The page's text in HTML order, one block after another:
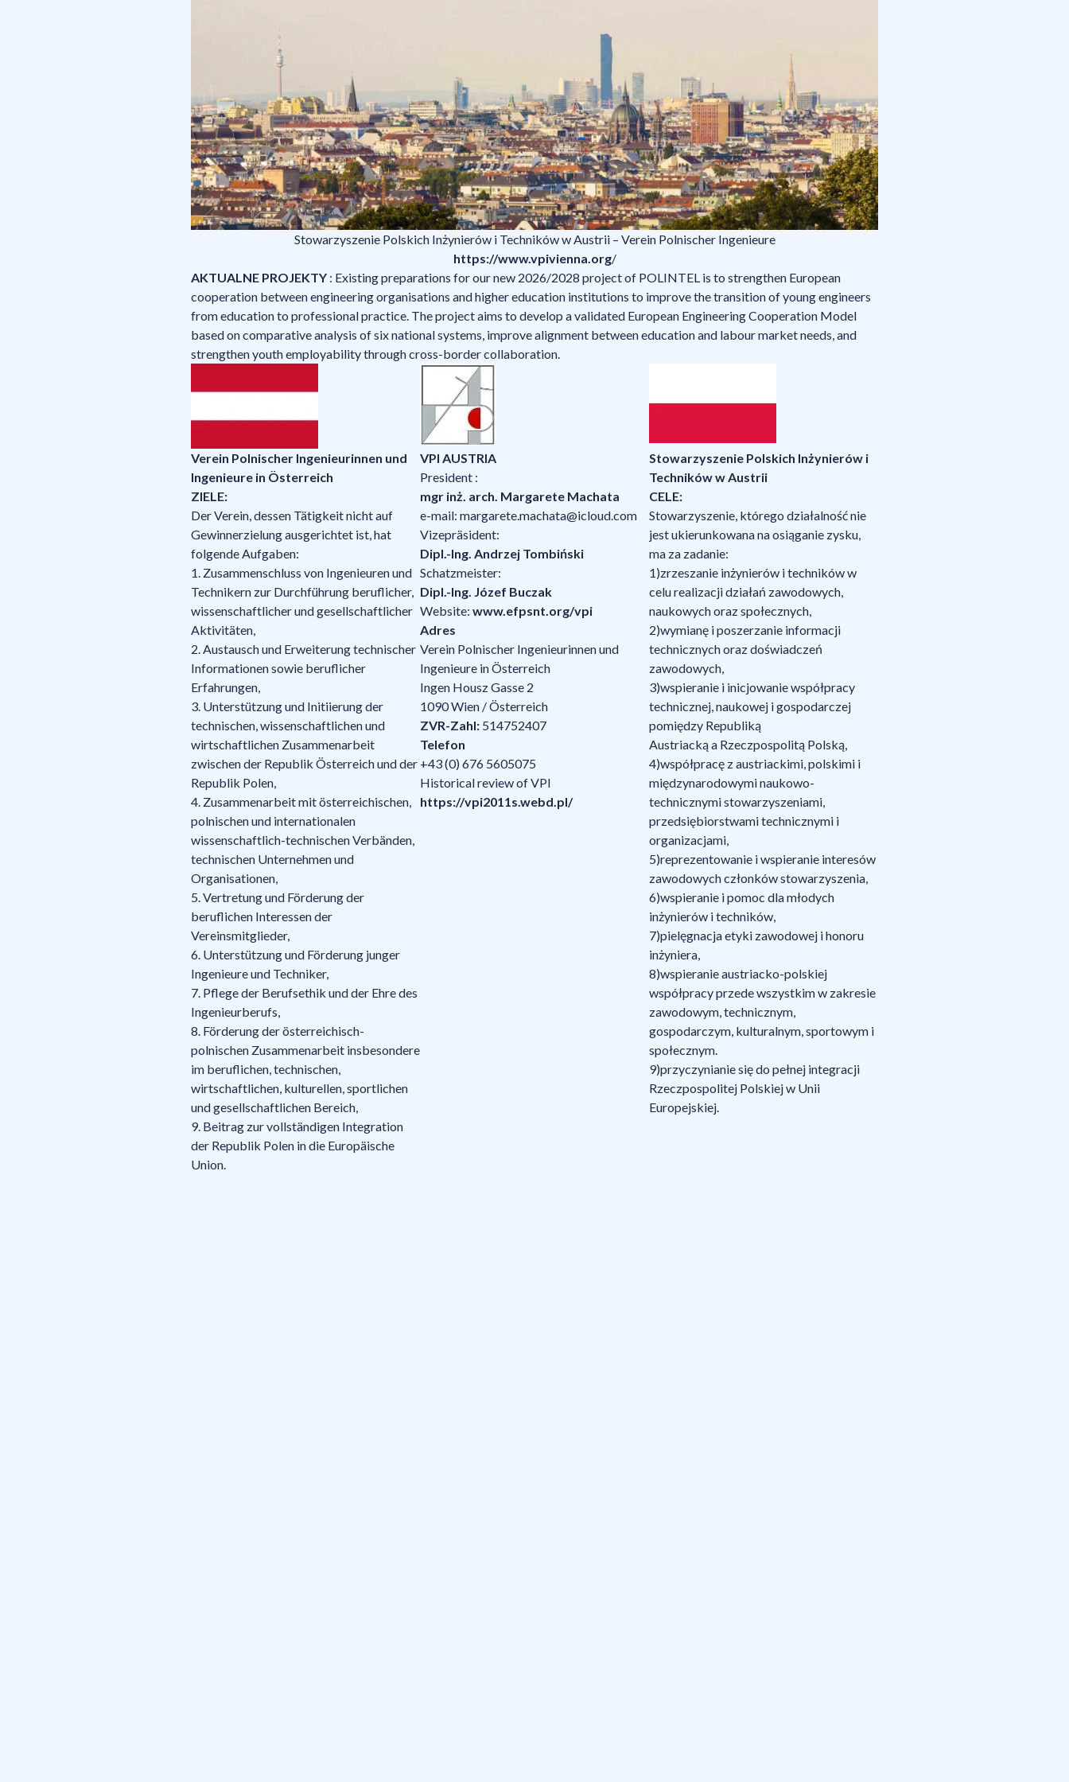
Stowarzyszenie Polskich Inżynierów i Techników w Austrii – Verein Polnischer Ingenieure
https://www.vpivienna.org/
AKTUALNE PROJEKTY : Existing preparations for our new 2026/2028 project of POLINTEL is to strengthen European
cooperation between engineering organisations and higher education institutions to improve the transition of young engineers
from education to professional practice. The project aims to develop a validated European Engineering Cooperation Model
based on comparative analysis of six national systems, improve alignment between education and labour market needs, and
strengthen youth employability through cross-border collaboration.
Verein Polnischer Ingenieurinnen und
Ingenieure in Österreich
ZIELE:
Der Verein, dessen Tätigkeit nicht auf
Gewinnerzielung ausgerichtet ist, hat
folgende Aufgaben:
1. Zusammenschluss von Ingenieuren und
Technikern zur Durchführung beruflicher,
wissenschaftlicher und gesellschaftlicher
Aktivitäten,
2. Austausch und Erweiterung technischer
Informationen sowie beruflicher
Erfahrungen,
3. Unterstützung und Initiierung der
technischen, wissenschaftlichen und
wirtschaftlichen Zusammenarbeit
zwischen der Republik Österreich und der
Republik Polen,
4. Zusammenarbeit mit österreichischen,
polnischen und internationalen
wissenschaftlich-technischen Verbänden,
technischen Unternehmen und
Organisationen,
5. Vertretung und Förderung der
beruflichen Interessen der
Vereinsmitglieder,
6. Unterstützung und Förderung junger
Ingenieure und Techniker,
7. Pflege der Berufsethik und der Ehre des
Ingenieurberufs,
8. Förderung der österreichisch-
polnischen Zusammenarbeit insbesondere
im beruflichen, technischen,
wirtschaftlichen, kulturellen, sportlichen
und gesellschaftlichen Bereich,
9. Beitrag zur vollständigen Integration
der Republik Polen in die Europäische
Union.
VPI AUSTRIA
President :
mgr inż. arch. Margarete Machata
e-mail: margarete.machata@icloud.com
Vizepräsident:
Dipl.-Ing. Andrzej Tombiński
Schatzmeister:
Dipl.-Ing. Józef Buczak
Website: www.efpsnt.org/vpi
Adres
Verein Polnischer Ingenieurinnen und
Ingenieure in Österreich
Ingen Housz Gasse 2
1090 Wien / Österreich
ZVR-Zahl: 514752407
Telefon
+43 (0) 676 5605075
Historical review of VPI
https://vpi2011s.webd.pl/
Stowarzyszenie Polskich Inżynierów i
Techników w Austrii
CELE:
Stowarzyszenie, którego działalność nie
jest ukierunkowana na osiąganie zysku,
ma za zadanie:
1)zrzeszanie inżynierów i techników w
celu realizacji działań zawodowych,
naukowych oraz społecznych,
2)wymianę i poszerzanie informacji
technicznych oraz doświadczeń
zawodowych,
3)wspieranie i inicjowanie współpracy
technicznej, naukowej i gospodarczej
pomiędzy Republiką
Austriacką a Rzeczpospolitą Polską,
4)współpracę z austriackimi, polskimi i
międzynarodowymi naukowo-
technicznymi stowarzyszeniami,
przedsiębiorstwami technicznymi i
organizacjami,
5)reprezentowanie i wspieranie interesów
zawodowych członków stowarzyszenia,
6)wspieranie i pomoc dla młodych
inżynierów i techników,
7)pielęgnacja etyki zawodowej i honoru
inżyniera,
8)wspieranie austriacko-polskiej
współpracy przede wszystkim w zakresie
zawodowym, technicznym,
gospodarczym, kulturalnym, sportowym i
społecznym.
9)przyczynianie się do pełnej integracji
Rzeczpospolitej Polskiej w Unii
Europejskiej.